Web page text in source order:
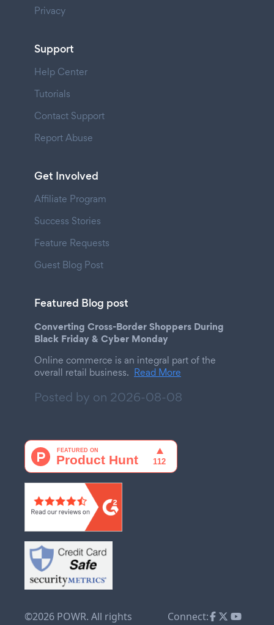
Privacy
Support
Help Center
Tutorials
Contact Support
Report Abuse
Get Involved
Affiliate Program
Success Stories
Feature Requests
Guest Blog Post
Featured Blog post
Converting Cross-Border Shoppers During
Black Friday & Cyber Monday
Online commerce is an integral part of the
overall retail business. Read More
Posted by on 2026-08-08
©2026 POWR. All rights
Connect: